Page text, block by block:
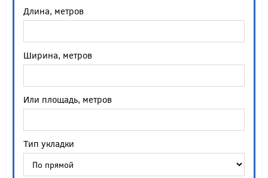
Длина, метров
Ширина, метров
Или площадь, метров
Тип укладки